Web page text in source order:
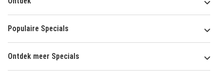
Populaire Specials
Ontdek meer Specials